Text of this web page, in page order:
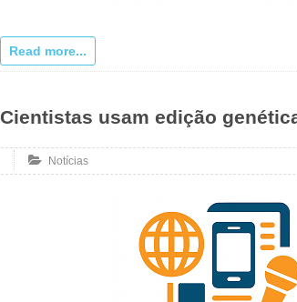
Read more...
Cientistas usam edição
Notícias